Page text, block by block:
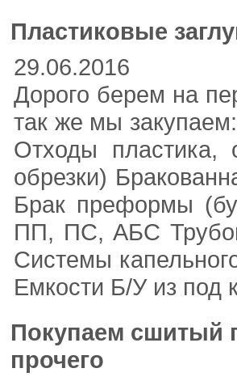
Пластиковые
29.06.2016
Дорого берем на
так же мы
Отходы пластика,
обрезки)
Брак преформы
ПП, ПС, АБС
Системы
Емкости Б/У из под
Покупаем сшитый
прочего